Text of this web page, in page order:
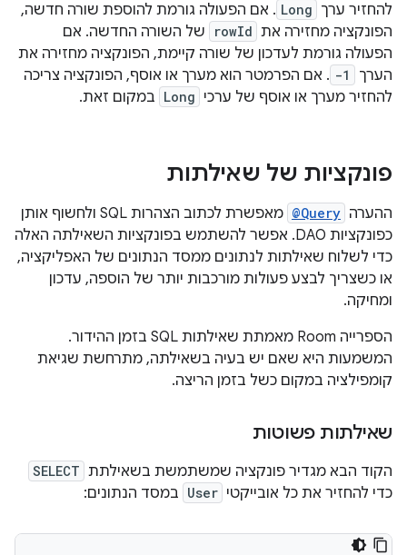
להחזיר ערך Long . אם הפעולה גורמת להוספת שורה חדשה,
הפונקציה מחזירה את rowId
של השורה החדשה. אם
הפעולה גורמת לעדכון של שורה קיימת, הפונקציה מחזירה את
הערך
-1 . אם הפרמטר הוא מערך או אוסף, הפונקציה צריכה
להחזיר מערך או אוסף של ערכי Long במקום זאת.
פונקציות של שאילתות
ההערה @Query
מאפשרת לכתוב הצהרות SQL ולחשוף אותן
כפונקציות DAO. אפשר להשתמש בפונקציות השאילתה האלה
כדי לשלוח שאילתות לנתונים ממסד הנתונים של האפליקציה,
או כשצריך לבצע פעולות מורכבות יותר של הוספה, עדכון
ומחיקה.
הספרייה Room מאמתת שאילתות SQL בזמן ההידור.
המשמעות היא שאם יש בעיה בשאילתה, מתרחשת שגיאת
קומפילציה במקום כשל בזמן הריצה.
שאילתות פשוטות
הקוד הבא מגדיר פונקציה שמשתמשת בשאילתת SELECT
כדי להחזיר את כל אובייקטי User במסד הנתונים: